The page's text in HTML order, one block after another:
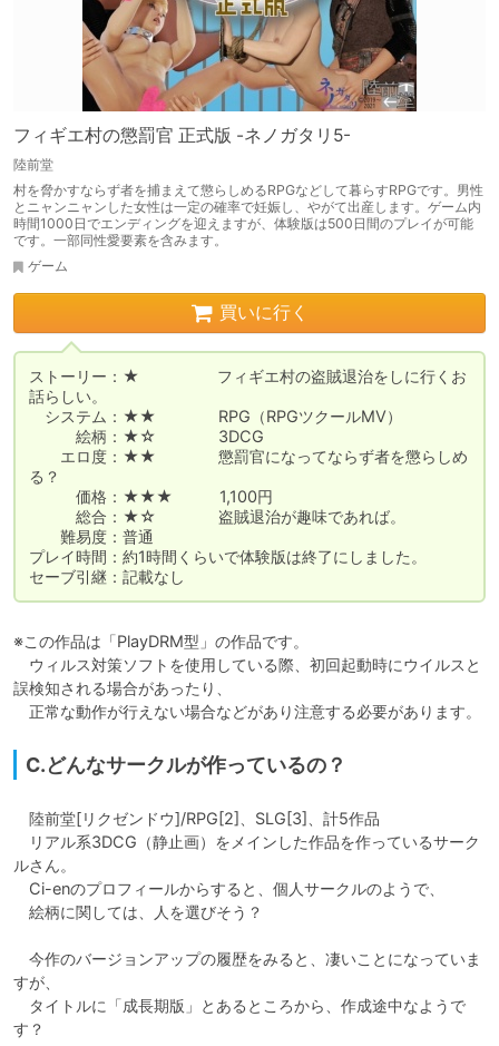
フィギエ村の懲罰官 正式版 -ネノガタリ5-
陸前堂
村を脅かすならず者を捕まえて懲らしめるRPGなどして暮らすRPGです。男性
とニャンニャンした女性は一定の確率で妊娠し、やがて出産します。ゲーム内
時間1000日でエンディングを迎えますが、体験版は500日間のプレイが可能
です。一部同性愛要素を含みます。
ゲーム
買いに行く
ストーリー：★　　　　　フィギエ村の盗賊退治をしに行くお
話らしい。
システム：★★　　　　RPG（RPGツクールMV）
絵柄：★☆　　　　3DCG
エロ度：★★　　　　懲罰官になってならず者を懲らしめ
る？
価格：★★★　　　1,100円
総合：★☆　　　　盗賊退治が趣味であれば。
難易度：普通
プレイ時間：約1時間くらいで体験版は終了にしました。
セーブ引継：記載なし
※この作品は「PlayDRM型」の作品です。
ウィルス対策ソフトを使用している際、初回起動時にウイルスと
誤検知される場合があったり、
正常な動作が行えない場合などがあり注意する必要があります。
C.どんなサークルが作っているの？
陸前堂[リクゼンドウ]/RPG[2]、SLG[3]、計5作品
リアル系3DCG（静止画）をメインした作品を作っているサーク
ルさん。
Ci-enのプロフィールからすると、個人サークルのようで、
絵柄に関しては、人を選びそう？
今作のバージョンアップの履歴をみると、凄いことになっていま
すが、
タイトルに「成長期版」とあるところから、作成途中なようで
す？